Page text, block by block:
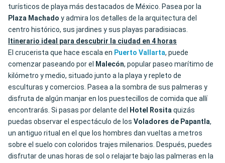
turísticos de playa más destacados de México. Pasea por la
Plaza Machado y admira los detalles de la arquitectura del
centro histórico, sus jardines y sus playas paradisiacas.
Itinerario ideal para descubrir la ciudad en 4 horas
El crucerista que hace escala en Puerto Vallarta, puede
comenzar paseando por el
Malecón, popular paseo marítimo de
kilómetro y medio, situado junto a la playa y repleto de
esculturas y comercios. Pasea a la sombra de sus palmeras y
disfruta de algún manjar en los puestecillos de comida que allí
encontrarás. Si pasas por delante del
Hotel Rositaquizás
puedas observar el espectáculo de los Voladores de Papantla,
un antiguo ritual en el que los hombres dan vueltas a metros
sobre el suelo con coloridos trajes milenarios. Después, puedes
disfrutar de unas horas de sol o relajarte bajo las palmeras en la